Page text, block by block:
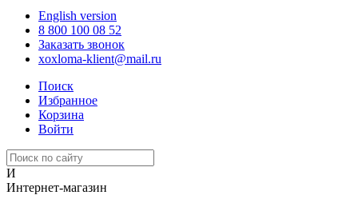
English version
8 800 100 08 52
Заказать звонок
xoxloma-klient@mail.ru
Поиск
Избранное
Корзина
Войти
И
Интернет-магазин